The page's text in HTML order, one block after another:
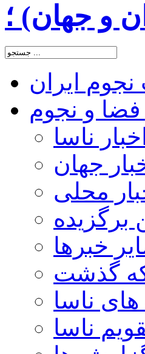
و جهان) ؛
ایران
فضا و نجوم
اخبار ناسا
جهان
محلی
برگزیده
خبرها
که گذشت
ناسا
ناسا